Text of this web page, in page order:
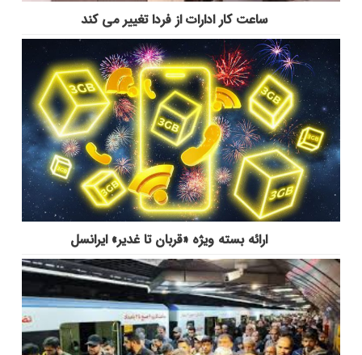
ساعت کار ادارات از فردا تغییر می کند
ارائه بسته ویژه «قربان تا غدیر» ایرانسل